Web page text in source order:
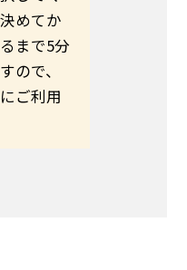
めてか
まで5分
ので、
ご利用